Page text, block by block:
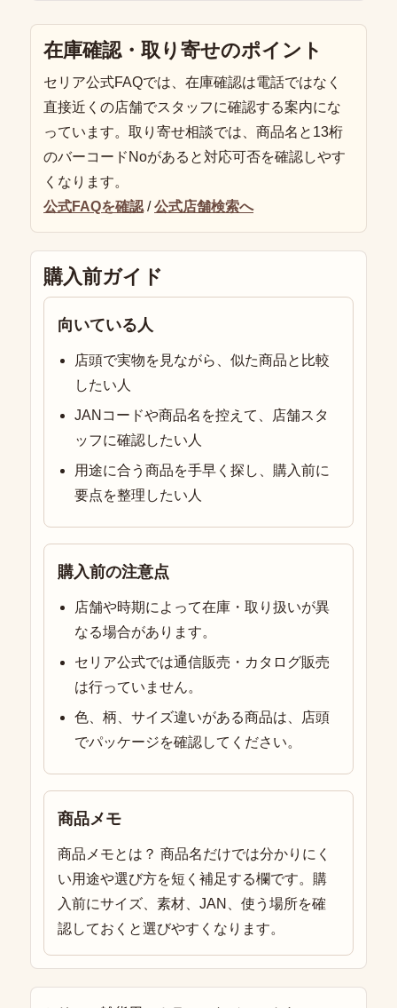
在庫確認・取り寄せのポイント
セリア公式FAQでは、在庫確認は電話ではなく
直接近くの店舗でスタッフに確認する案内にな
っています。取り寄せ相談では、商品名と13桁
のバーコードNoがあると対応可否を確認しやす
くなります。
公式FAQを確認 /公式店舗検索へ
購入前ガイド
向いている人
店頭で実物を見ながら、似た商品と比較
したい人
JANコードや商品名を控えて、店舗スタ
ッフに確認したい人
用途に合う商品を手早く探し、購入前に
要点を整理したい人
購入前の注意点
店舗や時期によって在庫・取り扱いが異
なる場合があります。
セリア公式では通信販売・カタログ販売
は行っていません。
色、柄、サイズ違いがある商品は、店頭
でパッケージを確認してください。
商品メモ
商品メモとは？ 商品名だけでは分かりにく
い用途や選び方を短く補足する欄です。購
入前にサイズ、素材、JAN、使う場所を確
認しておくと選びやすくなります。